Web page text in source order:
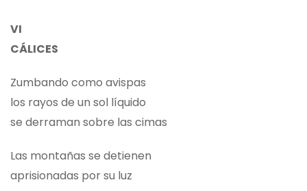
VI
CÁLICES
Zumbando como avispas
los rayos de un sol líquido
se derraman sobre las cimas
Las montañas se detienen
aprisionadas por su luz